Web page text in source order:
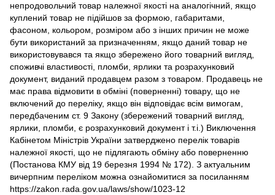
непродовольчий товар належної якості на аналогічний, якщо
куплений товар не підійшов за формою, габаритами,
фасоном, кольором, розміром або з інших причин не може
бути використаний за призначенням, якщо даний товар не
використовувався та якщо збережено його товарний вигляд,
споживчі властивості, пломби, ярлики та розрахунковий
документ, виданий продавцем разом з товаром. Продавець не
має права відмовити в обміні (поверненні) товару, що не
включений до переліку, якщо він відповідає всім вимогам,
передбаченим ст. 9 Закону (збережений товарний вигляд,
ярлики, пломби, є розрахунковий документ і т.і.) Виключення
Кабінетом Міністрів України затверджено перелік товарів
належної якості, що не підлягають обміну або поверненню
(Постанова КМУ від 19 березня 1994 № 172). З актуальним
вичерпним переліком можна ознайомитися за посиланням
https://zakon.rada.gov.ua/laws/show/1023-12